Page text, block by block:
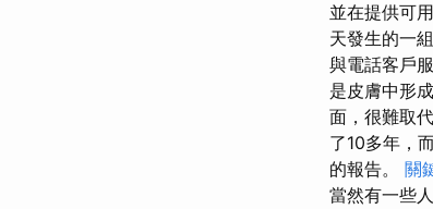
並在提供可
天發生的一
與電話客戶
是皮膚中形
面，很難取
了10多年，
的報告。 關
當然有一些